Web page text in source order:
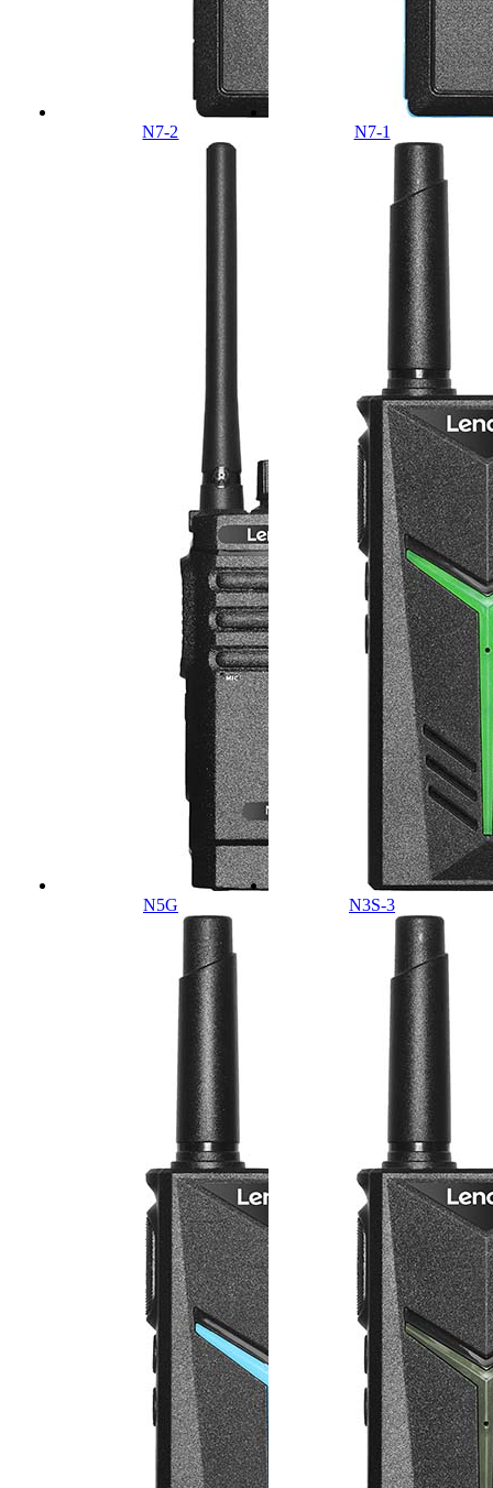
N7-2 N7-1
N5G N3S-3